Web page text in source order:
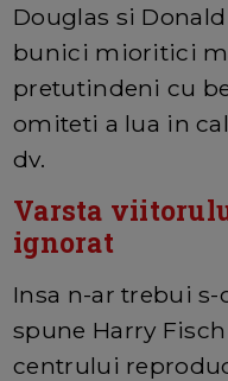
Douglas si
bunici mioritici
pretutindeni cu
omiteti a lua in
dv.
Varsta
ignorat
Insa n-ar trebui
spune Harry
centrului